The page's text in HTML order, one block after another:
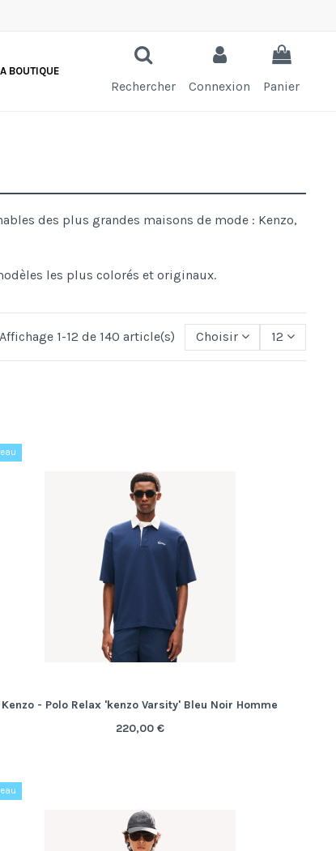
BOUTIQUE
Rechercher Connexion Panier
des plus grandes maisons de mode : Kenzo,
les plus colorés et originaux.
Affichage 1-12 de 140 article(s) Choisir 12
Kenzo - Polo Relax 'kenzo Varsity' Bleu Noir Homme
220,00 €